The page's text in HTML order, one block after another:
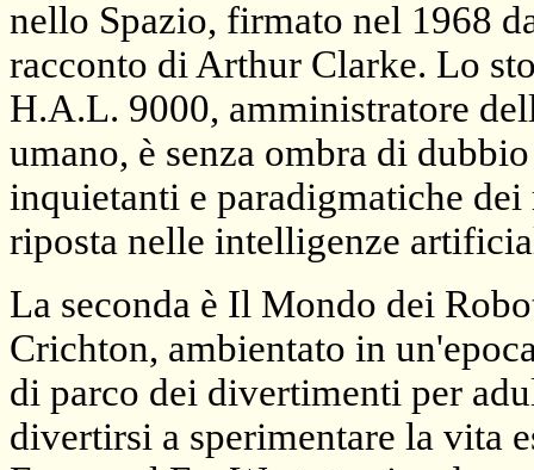
nello Spazio, firmato nel 1968
racconto di Arthur Clarke. Lo
H.A.L. 9000, amministratore
umano, è senza ombra di
inquietanti e paradigmatiche
riposta nelle intelligenze
La seconda è Il Mondo dei
Crichton, ambientato in
di parco dei divertimenti per
divertirsi a sperimentare la vita